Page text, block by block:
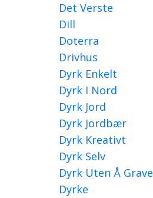
Det Verste
Dill
Doterra
Drivhus
Dyrk Enkelt
Dyrk I Nord
Dyrk Jord
Dyrk Jordbær
Dyrk Kreativt
Dyrk Selv
Dyrk Uten Å Grave
Dyrke